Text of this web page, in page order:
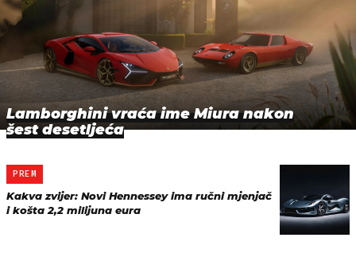
Lamborghini vraća ime Miura nakon
šest desetljeća
PREM
Kakva zvijer: Novi Hennessey ima ručni mjenjač
i košta 2,2 milijuna eura